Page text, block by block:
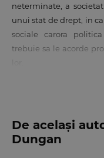
neterminate, a
unui stat de drept, in
sociale carora
trebuie sa le acorde
care le va implica,
aplicarea prevederilor
contra persoanei si
De același
Dungan